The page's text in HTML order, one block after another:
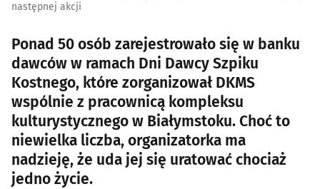
następnej akcji
Ponad 50 osób zarejestrowało się w banku
dawców w ramach Dni Dawcy Szpiku
Kostnego, które zorganizował DKMS
wspólnie z pracownicą kompleksu
kulturystycznego w Białymstoku. Choć to
niewielka liczba, organizatorka ma
nadzieję, że uda jej się uratować chociaż
jedno życie.